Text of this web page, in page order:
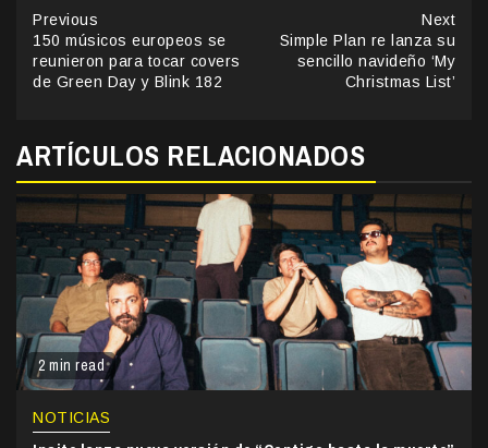
Continue
Reading
Previous
150 músicos europeos se
reunieron para tocar covers
de Green Day y Blink 182
Next
Simple Plan re lanza su
sencillo navideño ‘My
Christmas List’
ARTÍCULOS RELACIONADOS
2 min read
NOTICIAS